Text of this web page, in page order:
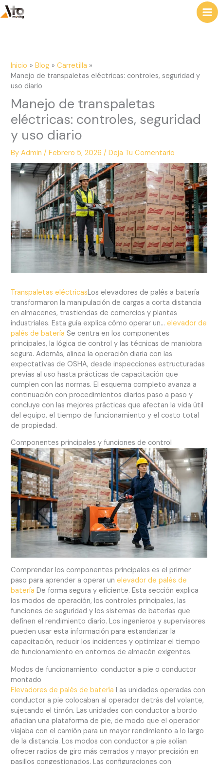
contenido
Inicio Blog
Carretilla
Manejo de transpaletas eléctricas: controles, seguridad y
uso diario
Manejo de transpaletas
eléctricas: controles, seguridad
y uso diario
ByAdmin/Febrero 5, 2026/Deja Tu Comentario
Transpaletas eléctricasLos elevadores de palés a batería
transformaron la manipulación de cargas a corta distancia
en almacenes, trastiendas de comercios y plantas
industriales. Esta guía explica cómo operar un...elevador de
palés de batería Se centra en los componentes
principales, la lógica de control y las técnicas de maniobra
segura. Además, alinea la operación diaria con las
expectativas de OSHA, desde inspecciones estructuradas
previas al uso hasta prácticas de capacitación que
cumplen con las normas. El esquema completo avanza a
continuación con procedimientos diarios paso a paso y
concluye con las mejores prácticas que afectan la vida útil
del equipo, el tiempo de funcionamiento y el costo total
de propiedad.
Componentes principales y funciones de control
Comprender los componentes principales es el primer
paso para aprender a operar unelevador de palés de
batería De forma segura y eficiente. Esta sección explica
los modos de operación, los controles principales, las
funciones de seguridad y los sistemas de baterías que
definen el rendimiento diario. Los ingenieros y supervisores
pueden usar esta información para estandarizar la
capacitación, reducir los incidentes y optimizar el tiempo
de funcionamiento en entornos de almacén exigentes.
Modos de funcionamiento: conductor a pie o conductor
montado
Elevadores de palés de batería Las unidades operadas con
conductor a pie colocaban al operador detrás del volante,
sujetando el timón. Las unidades con conductor a bordo
añadían una plataforma de pie, de modo que el operador
viajaba con el camión para un mayor rendimiento a lo largo
de la distancia. Los modos con conductor a pie solían
ofrecer radios de giro más cerrados y mayor precisión en
pasillos congestionados. Las configuraciones con
u
r